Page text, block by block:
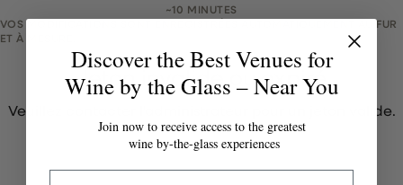
~10 MINUTES
VOS MODIFICATIONS SONT ENREGISTRÉES AUTOMATIQUEMENT AU FUR
ET À MESURE.
Jeton invalide ou expiré
Veuillez contacter l'administrateur pour un jeton valide.
Discover the Best Venues for
Wine by the Glass – Near You
Join now to receive access to the greatest
wine by-the-glass experiences
Email